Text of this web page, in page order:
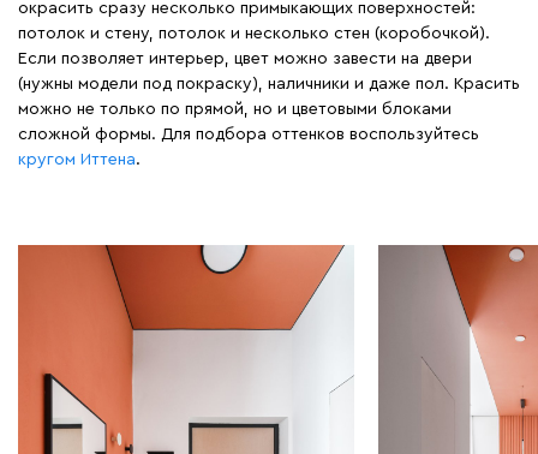
окрасить сразу несколько примыкающих поверхностей:
потолок и стену, потолок и несколько стен (коробочкой).
Если позволяет интерьер, цвет можно завести на двери
(нужны модели под покраску), наличники и даже пол. Красить
можно не только по прямой, но и цветовыми блоками
сложной формы. Для подбора оттенков воспользуйтесь
кругом Иттена.